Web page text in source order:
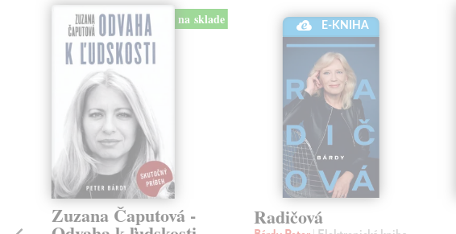
na sklade
Zuzana Čaputová -
E-KNIHA
Radičová